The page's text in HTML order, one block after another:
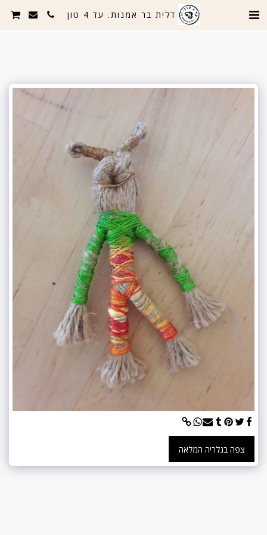
דלית בר אמנות. עד 4 טון
צפה בגלריה המלאה